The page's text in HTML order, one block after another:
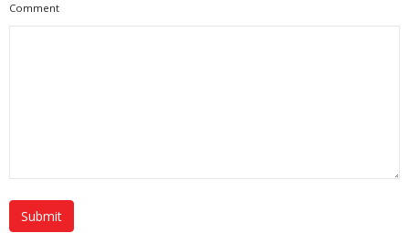
Comment